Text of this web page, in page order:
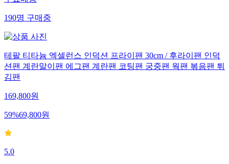
190명 구매중
테팔 티타늄 엑셀런스 인덕션 프라이팬 30cm / 후라이팬 인덕
션팬 계란말이팬 에그팬 계란팬 코팅팬 궁중팬 웍팬 볶음팬 튀
김팬
169,800원
59%69,800원
5.0